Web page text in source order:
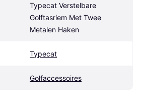
Typecat Verstelbare
Golftasriem Met Twee
Metalen Haken
Typecat
Golfaccessoires